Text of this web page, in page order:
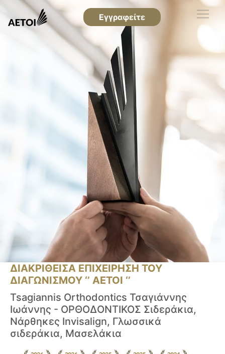
Εγγραφείτε
ΔΙΑΚΡΙΘΕΙΣΑ ΕΠΙΧΕΙΡΗΣΗ ΤΟΥ
ΔΙΑΓΩΝΙΣΜΟΥ ‘’ ΑΕΤΟΙ ‘’
Tsagiannis Orthodontics Τσαγιάννης
Ιωάννης - ΟΡΘΟΔΟΝΤΙΚΟΣ Σιδεράκια,
Νάρθηκες Invisalign, Γλωσσικά
σιδεράκια, Μασελάκια